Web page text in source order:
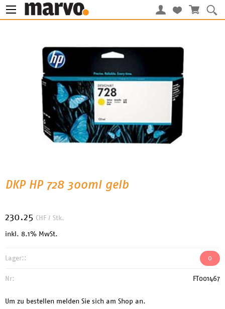
DKP HP 728 300ml gelb
230.25 CHF / Stk.
inkl. 8.1% MwSt.
Lager:: 0
Nr: FT001467
Um zu bestellen melden Sie sich am Shop an.